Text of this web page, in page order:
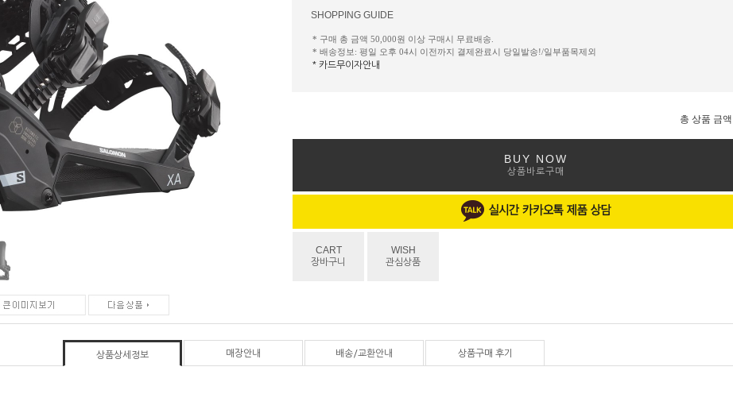
SHOPPING GUIDE
* 구매 총 금액 50,000원 이상 구매시 무료배송.
* 배송정보: 평일 오후 04시 이전까지 결제완료시 당일발송!/일부품목제외
* 카드무이자안내
총 상품 금액
BUY NOW
상품바로구매
CART
장바구니
WISH
관심상품
상품상세정보 매장안내 배송/교환안내 상품구매 후기